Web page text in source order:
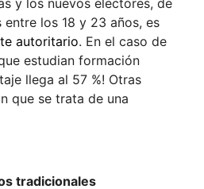
los 18 y 23 años, es
autoritario. En el caso de
estudian formación
llega al 57 %! Otras
que se trata de una
tradicionales